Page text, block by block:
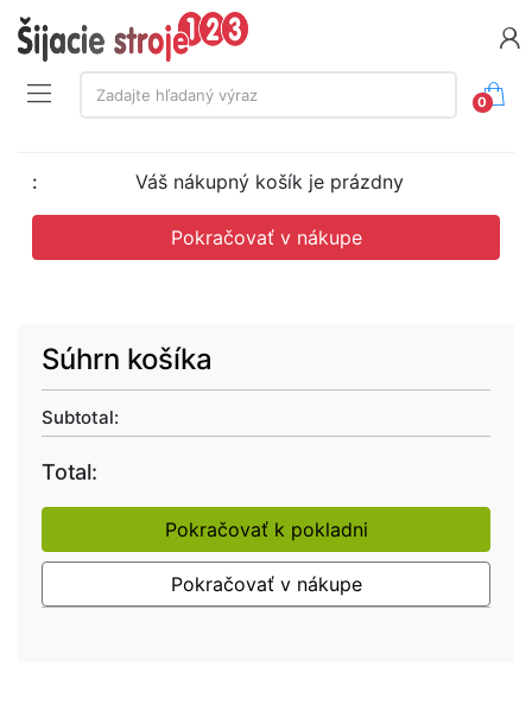
Vyhľadávanie:
Zadajte hľadaný výraz
0
Váš nákupný košík je prázdny
Pokračovať v nákupe
Súhrn košíka
Pokračovať k pokladni
Pokračovať v nákupe